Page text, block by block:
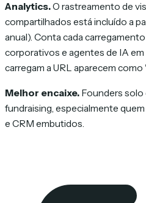
Analytics.O rastreamento de
compartilhados está incluído a
anual). Conta cada
corporativos e agentes de IA
carregam a URL aparecem como
Melhor encaixe. Founders solo
fundraising, especialmente
e CRM embutidos.